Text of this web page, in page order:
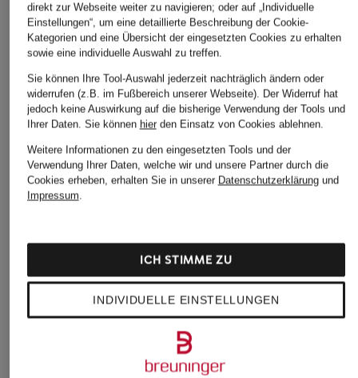
direkt zur Webseite weiter zu navigieren; oder auf „Individuelle
Einstellungen“, um eine detaillierte Beschreibung der Cookie-
Kategorien und eine Übersicht der eingesetzten Cookies zu erhalten
sowie eine individuelle Auswahl zu treffen.
Sie können Ihre Tool-Auswahl jederzeit nachträglich ändern oder
widerrufen (z.B. im Fußbereich unserer Webseite). Der Widerruf hat
jedoch keine Auswirkung auf die bisherige Verwendung der Tools und
Ihrer Daten. Sie können hierden Einsatz von Cookies ablehnen.
Weitere Informationen zu den eingesetzten Tools und der
Verwendung Ihrer Daten, welche wir und unsere Partner durch die
Cookies erheben, erhalten Sie in unserer Datenschutzerklärungund
Impressum.
INDIVIDUELLE EINSTELLUNGEN
ICH STIMME ZU